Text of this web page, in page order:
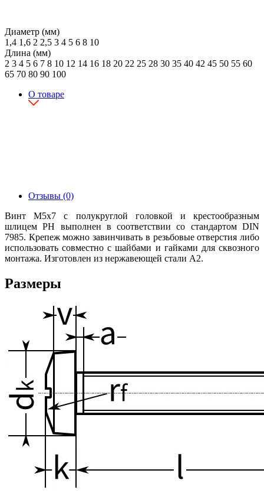
Диаметр (мм)
1,4 1,6 2 2,5 3 4 5 6 8 10
Длина (мм)
2 3 4 5 6 7 8 10 12 14 16 18 20 22 25 28 30 35 40 42 45 50 55 60
65 70 80 90 100
О товаре
Отзывы (0)
Винт М5х7 с полукруглой головкой и крестообразным
шлицем PH выполнен в соответствии со стандартом DIN
7985. Крепеж можно завинчивать в резьбовые отверстия либо
использовать совместно с шайбами и гайками для сквозного
монтажа. Изготовлен из нержавеющей стали А2.
Размеры